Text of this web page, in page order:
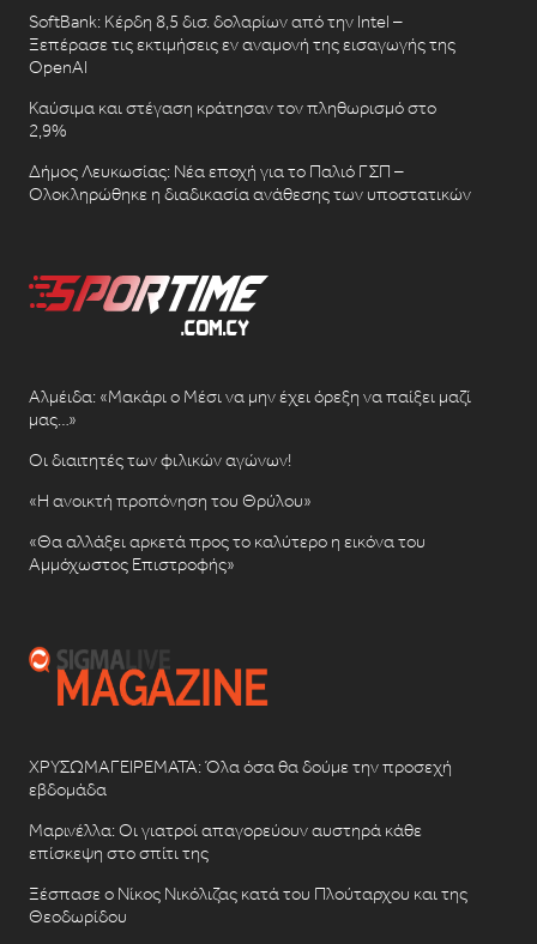
SoftBank: Κέρδη 8,5 δισ. δολαρίων από την Intel –
Ξεπέρασε τις εκτιμήσεις εν αναμονή της εισαγωγής της
OpenAI
Καύσιμα και στέγαση κράτησαν τον πληθωρισμό στο
2,9%
Δήμος Λευκωσίας: Νέα εποχή για το Παλιό ΓΣΠ –
Ολοκληρώθηκε η διαδικασία ανάθεσης των υποστατικών
Αλμέιδα: «Μακάρι ο Μέσι να μην έχει όρεξη να παίξει μαζί
μας…»
Οι διαιτητές των φιλικών αγώνων!
«Η ανοικτή προπόνηση του Θρύλου»
«Θα αλλάξει αρκετά προς το καλύτερο η εικόνα του
Αμμόχωστος Επιστροφής»
ΧΡΥΣΩΜΑΓΕΙΡΕΜΑΤΑ: Όλα όσα θα δούμε την προσεχή
εβδομάδα
Μαρινέλλα: Οι γιατροί απαγορεύουν αυστηρά κάθε
επίσκεψη στο σπίτι της
Ξέσπασε ο Νίκος Νικόλιζας κατά του Πλούταρχου και της
Θεοδωρίδου